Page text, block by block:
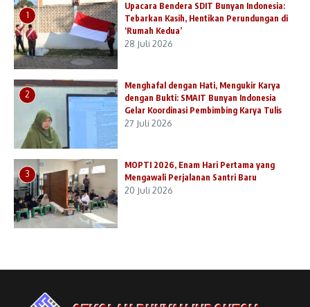
1
Upacara Bendera SDIT Bunyan Indonesia:
Tebarkan Kasih, Hentikan Perundungan di
‘Rumah Kedua’
28 Juli 2026
2
Menghafal dengan Hati, Mengukir Karya
dengan Bukti: SMAIT Bunyan Indonesia
Gelar Koordinasi Pembimbing Karya Tulis
27 Juli 2026
3
MOPTI 2026, Enam Hari Pertama yang
Mengawali Perjalanan Santri Baru
20 Juli 2026